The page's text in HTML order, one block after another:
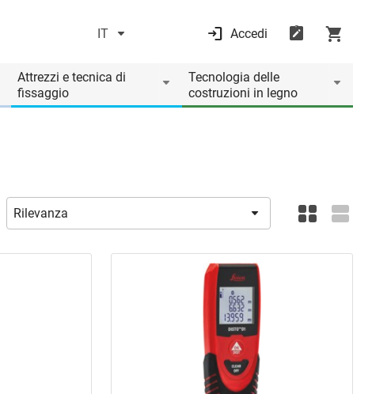
IT Accedi
Attrezzi e tecnica di
fissaggio
Tecnologia delle
costruzioni in legno